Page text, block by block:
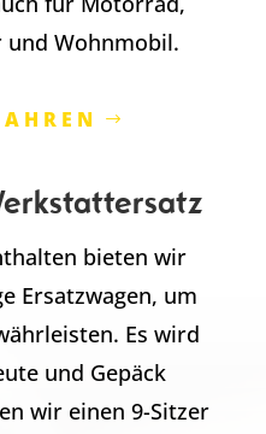
und Wohnmobil.
bieten wir
Ersatzwagen, um
Es wird
und Gepäck
wir einen 9-Sitzer